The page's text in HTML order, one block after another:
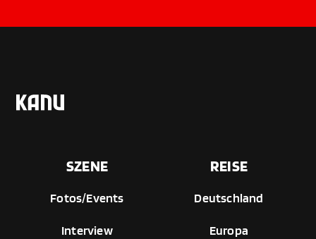
SZENE
Fotos/Events
Interview
REISE
Deutschland
Europa